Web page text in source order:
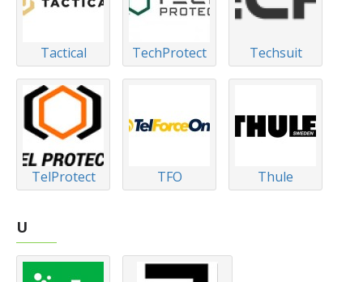
Tactical TechProtect Techsuit
TelProtect TFO Thule
U